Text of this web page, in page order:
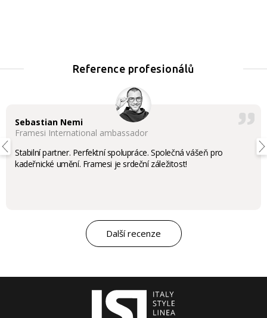
Reference profesionálů
Sebastian Nemi
Framesi International ambassador
Stabilní partner. Perfektní spolupráce. Společná vášeň pro
kadeřnické umění. Framesi je srdeční záležitost!
Další recenze